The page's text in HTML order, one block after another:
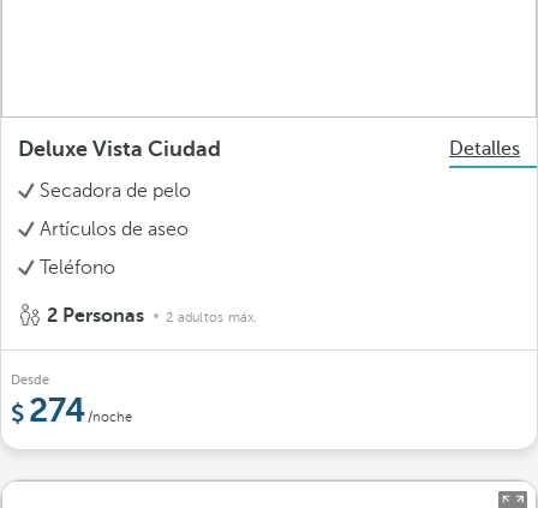
Deluxe Vista Ciudad
Detalles
Secadora de pelo
Artículos de aseo
Teléfono
2 Personas 2 adultos máx.
Desde
274/noche